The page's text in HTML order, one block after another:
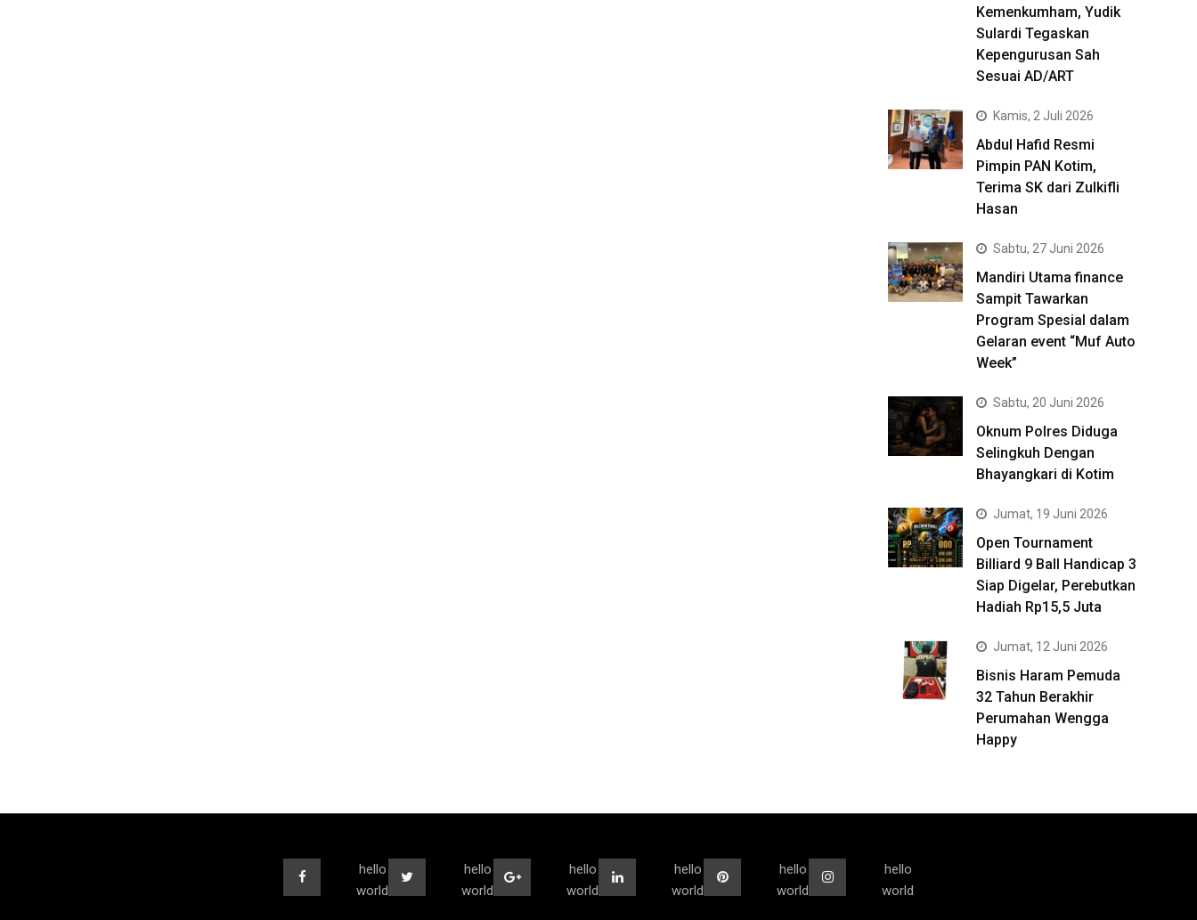
Kemenkumham, Yudik
Sulardi Tegaskan
Kepengurusan Sah
Sesuai AD/ART
Kamis, 2 Juli 2026
Abdul Hafid Resmi
Pimpin PAN Kotim,
Terima SK dari Zulkifli
Hasan
Sabtu, 27 Juni 2026
Mandiri Utama finance
Sampit Tawarkan
Program Spesial dalam
Gelaran event “Muf Auto
Week”
Sabtu, 20 Juni 2026
Oknum Polres Diduga
Selingkuh Dengan
Bhayangkari di Kotim
Jumat, 19 Juni 2026
Open Tournament
Billiard 9 Ball Handicap 3
Siap Digelar, Perebutkan
Hadiah Rp15,5 Juta
Jumat, 12 Juni 2026
Bisnis Haram Pemuda
32 Tahun Berakhir
Perumahan Wengga
Happy
hello
world
hello
world
hello
world
hello
world
hello
world
hello
world